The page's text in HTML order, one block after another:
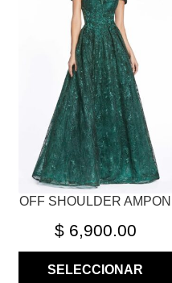
OFF SHOULDER AMPON
$6,900.00
SELECCIONAR
MÚLTIPLES
VARIANTES.
OPCIONES
PUEDEN
ELEGIR
PÁGINA
DE
PRODUCTO